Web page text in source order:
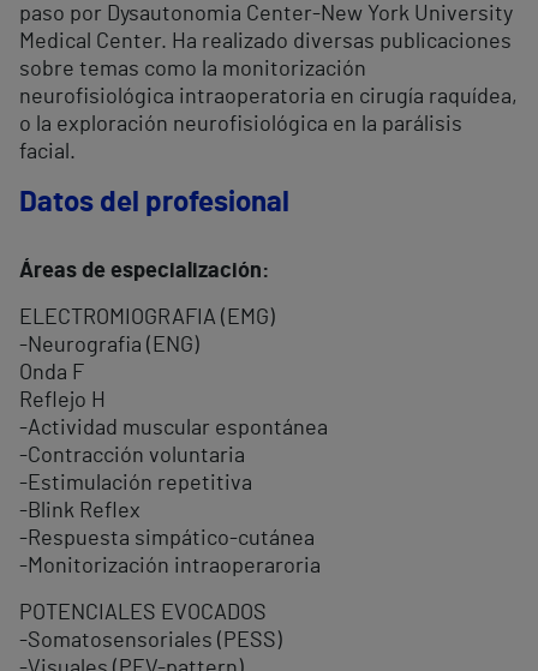
paso por Dysautonomia Center-New York University
Medical Center. Ha realizado diversas publicaciones
sobre temas como la monitorización
neurofisiológica intraoperatoria en cirugía raquídea,
o la exploración neurofisiológica en la parálisis
facial.
Datos del profesional
Áreas de especialización:
ELECTROMIOGRAFIA (EMG)
-Neurografia (ENG)
Onda F
Reflejo H
-Actividad muscular espontánea
-Contracción voluntaria
-Estimulación repetitiva
-Blink Reflex
-Respuesta simpático-cutánea
-Monitorización intraoperaroria
POTENCIALES EVOCADOS
-Somatosensoriales (PESS)